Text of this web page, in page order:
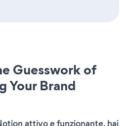
Guesswork of
Your Brand
attivo e funzionante, hai